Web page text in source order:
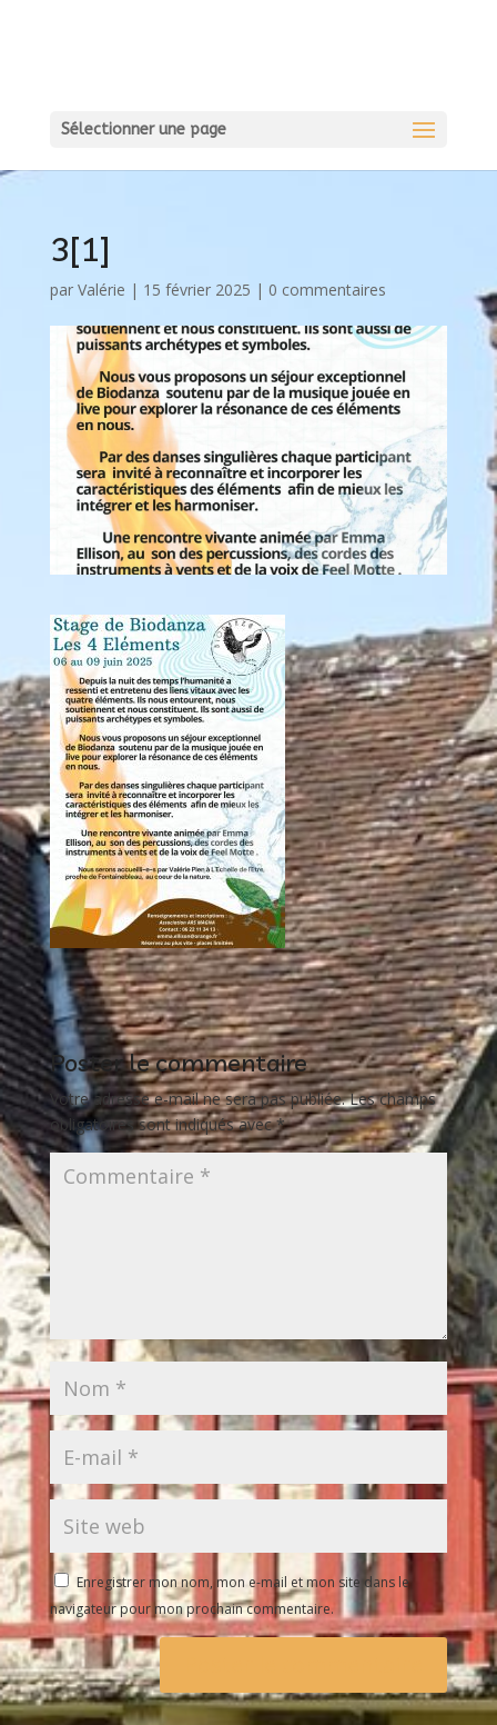
Sélectionner une page
3[1]
par Valérie | 15 février 2025 | 0 commentaires
Poster le commentaire
Votre adresse e-mail ne sera pas publiée. Les champs
obligatoires sont indiqués avec*
Enregistrer mon nom, mon e-mail et mon site dans le
navigateur pour mon prochain commentaire.